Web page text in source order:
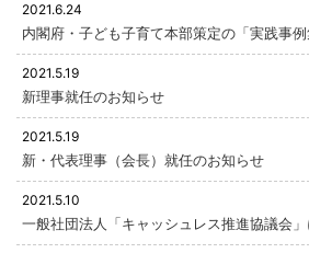
内閣府・子ども子育て本部策定の「実践事例
2021.6.24
新理事就任のお知らせ
2021.5.19
新・代表理事（会長）就任のお知らせ
2021.5.19
一般社団法人「キャッシュレス推進協議会
2021.5.10